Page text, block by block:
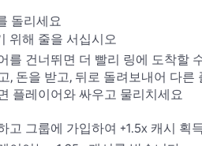
돌리세요
위해 줄을 서십시오
를 건너뛰면 더 빨리 링에 도착할
, 돈을 받고, 뒤로 돌려보내어 다른
플레이어와 싸우고 물리치세요
고 그룹에 가입하여 +1.5x 캐시 획